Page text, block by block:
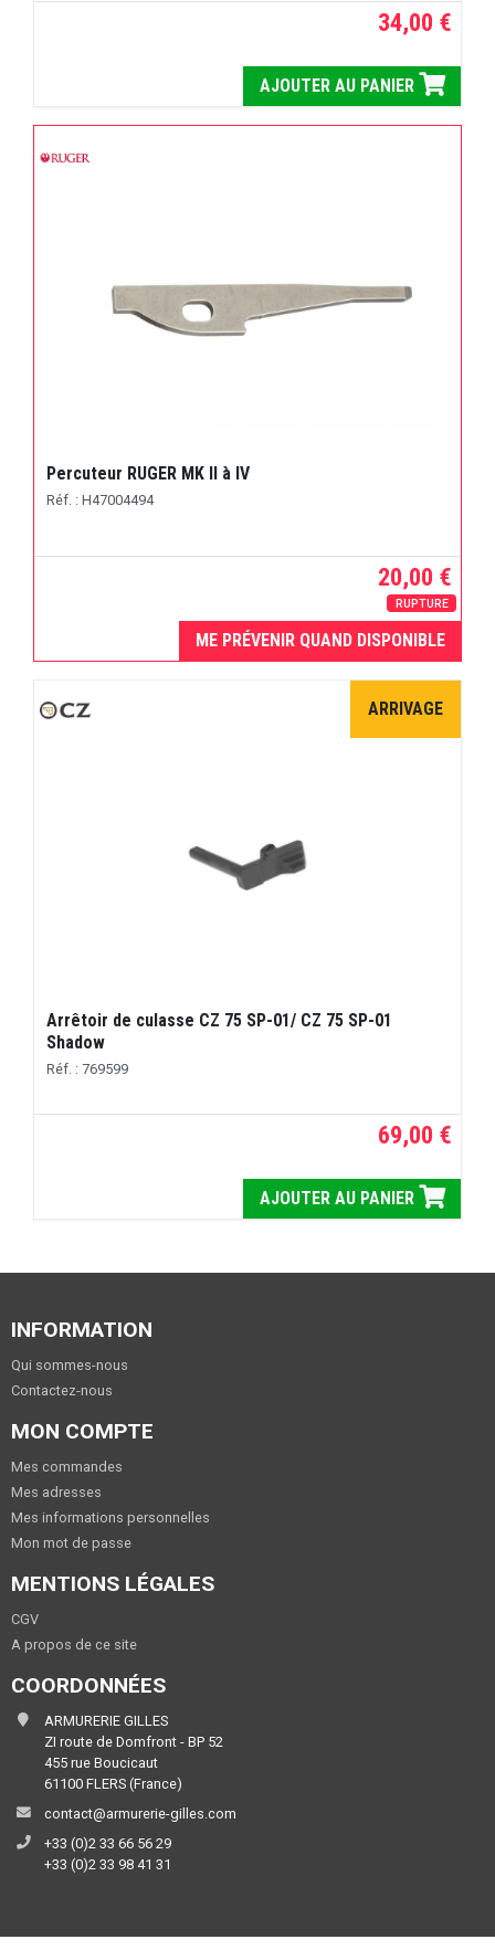
34,00 €
AJOUTER AU PANIER
Percuteur RUGER MK II à IV
Réf. : H47004494
20,00 €
RUPTURE
ME PRÉVENIR QUAND DISPONIBLE
ARRIVAGE
Arrêtoir de culasse CZ 75 SP-01/ CZ 75 SP-01
Shadow
Réf. : 769599
69,00 €
AJOUTER AU PANIER
INFORMATION
Qui sommes-nous
Contactez-nous
MON COMPTE
Mes commandes
Mes adresses
Mes informations personnelles
Mon mot de passe
MENTIONS LÉGALES
CGV
A propos de ce site
COORDONNÉES
ARMURERIE GILLES
ZI route de Domfront - BP 52
455 rue Boucicaut
61100 FLERS (France)
contact@armurerie-gilles.com
+33 (0)2 33 66 56 29
+33 (0)2 33 98 41 31